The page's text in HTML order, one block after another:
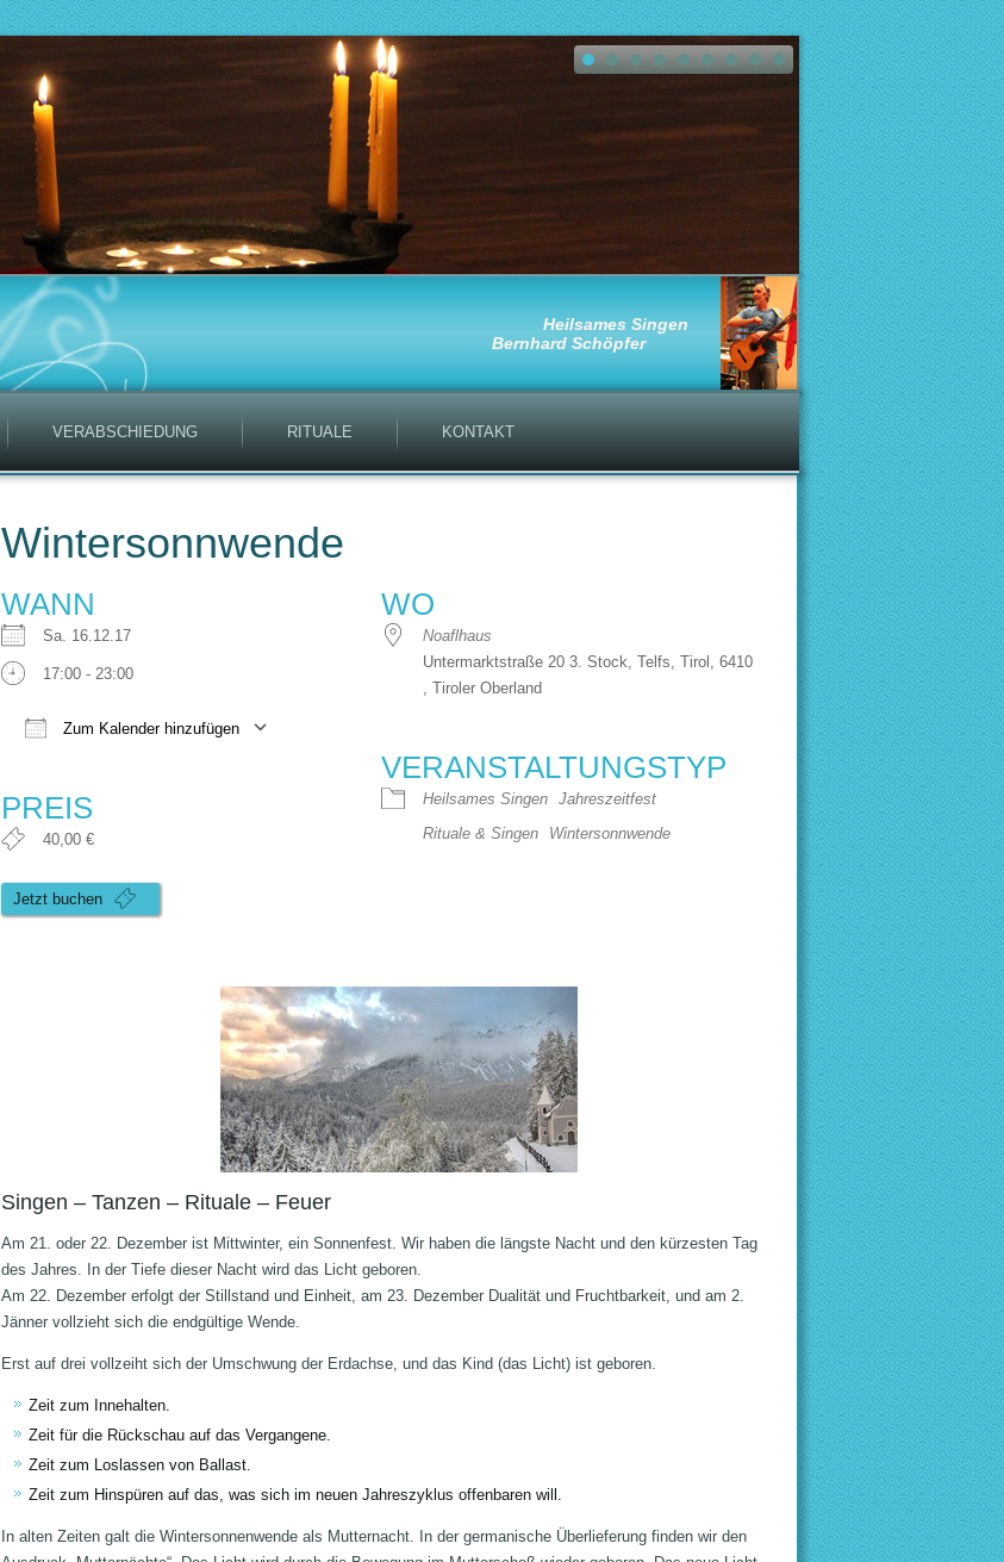
Heilsames Singen
Bernhard Schöpfer
VERABSCHIEDUNG RITUALE KONTAKT
Wintersonnwende
WANN
Sa. 16.12.17
17:00 - 23:00
Zum Kalender hinzufügen
Google Kalender iCalendar
PREIS
40,00 €
Jetzt buchen
WO
Noaflhaus
Untermarktstraße 20 3. Stock, Telfs, Tirol, 6410
, Tiroler Oberland
VERANSTALTUNGSTYP
Heilsames Singen Jahreszeitfest
Rituale & Singen
Wintersonnwende
Singen – Tanzen – Rituale – Feuer
Am 21. oder 22. Dezember ist Mittwinter, ein Sonnenfest. Wir haben die längste Nacht und den kürzesten Tag
des Jahres. In der Tiefe dieser Nacht wird das Licht geboren.
Am 22. Dezember erfolgt der Stillstand und Einheit, am 23. Dezember Dualität und Fruchtbarkeit, und am 2.
Jänner vollzieht sich die endgültige Wende.
Erst auf drei vollzeiht sich der Umschwung der Erdachse, und das Kind (das Licht) ist geboren.
Zeit zum Innehalten.
Zeit für die Rückschau auf das Vergangene.
Zeit zum Loslassen von Ballast.
Zeit zum Hinspüren auf das, was sich im neuen Jahreszyklus offenbaren will.
In alten Zeiten galt die Wintersonnenwende als Mutternacht. In der germanische Überlieferung finden wir den